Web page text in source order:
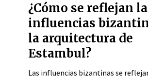
¿Cómo se reflejan
influencias
la arquitectura de
Estambul?
Las influencias bizantinas se